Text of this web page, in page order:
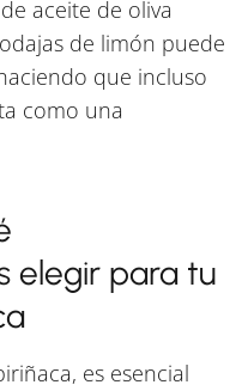
aceite de oliva
de limón puede
que incluso
como una
elegir para tu
es esencial